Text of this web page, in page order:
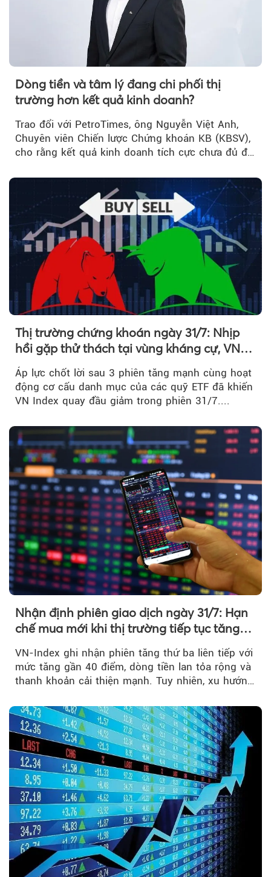
Dòng tiền và tâm lý đang chi phối thị
trường hơn kết quả kinh doanh?
Trao đổi với PetroTimes, ông Nguyễn Việt Anh,
Chuyên viên Chiến lược Chứng khoán KB (KBSV),
cho rằng kết quả kinh doanh tích cực chưa đủ để
Thị trường chứng khoán ngày 31/7: Nhịp
hồi gặp thử thách tại vùng kháng cự, VN
Index giảm gần 9 điểm trong phiên cuối...
Áp lực chốt lời sau 3 phiên tăng mạnh cùng hoạt
động cơ cấu danh mục của các quỹ ETF đã khiến
VN Index quay đầu giảm trong phiên 31/7....
Nhận định phiên giao dịch ngày 31/7: Hạn
chế mua mới khi thị trường tiếp tục tăng
VN-Index ghi nhận phiên tăng thứ ba liên tiếp với
mức tăng gần 40 điểm, dòng tiền lan tỏa rộng và
thanh khoản cải thiện mạnh. Tuy nhiên, xu hướng